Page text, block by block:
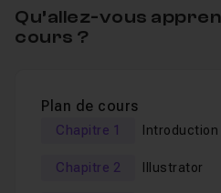
Tuto Découverte
tutoriel en vidéo
Qu’allez-vous
cours ?
Plan de cours
Chapitre 1 Introduction
Chapitre 2 Illustrator